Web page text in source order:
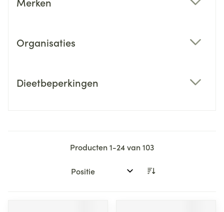
Organisaties
Dieetbeperkingen
Producten1-24van103
Sorteer op: